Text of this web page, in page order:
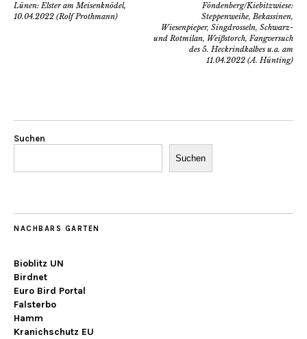
Lünen: Elster am Meisenknödel,
10.04.2022 (Rolf Prothmann)
Föndenberg/Kiebitzwiese:
Steppenweihe, Bekassinen,
Wiesenpieper, Singdrosseln, Schwarz-
und Rotmilan, Weißstorch, Fangversuch
des 5. Heckrindkalbes u.a. am
11.04.2022 (A. Hünting)
Suchen
Suchen
NACHBARS GARTEN
Bioblitz UN
Birdnet
Euro Bird Portal
Falsterbo
Hamm
Kranichschutz EU